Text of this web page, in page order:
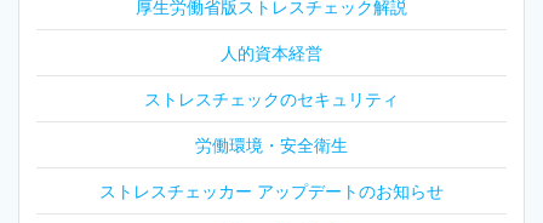
厚生労働省版ストレスチェック解説
人的資本経営
ストレスチェックのセキュリティ
労働環境・安全衛生
ストレスチェッカー アップデートのお知らせ